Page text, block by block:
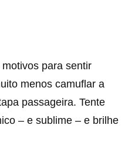
para sentir
menos camuflar a
passageira. Tente
– e sublime – e brilhe